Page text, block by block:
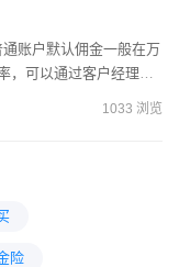
账户默认佣金一般在万
，可以通过客户经理单
具体调整幅度...
1033 浏览
险